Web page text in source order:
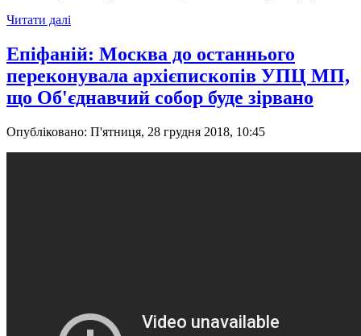
Читати далі
Епіфаній: Москва до останнього
переконувала архієпископів УПЦ МП,
що Об'єднавчий собор буде зірвано
Опубліковано: П'ятниця, 28 грудня 2018, 10:45